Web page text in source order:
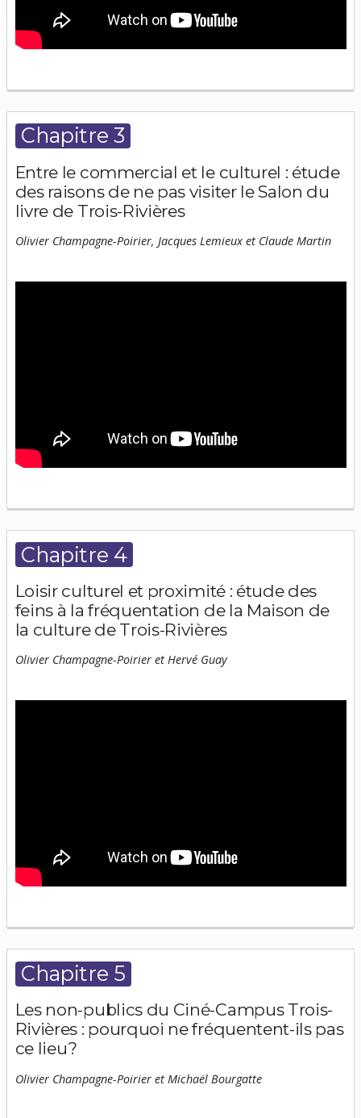
Chapitre 3
Entre le commercial et le culturel : étude
des raisons de ne pas visiter le Salon du
livre de Trois-Rivières
Olivier Champagne-Poirier, Jacques Lemieux et Claude Martin
Chapitre 4
Loisir culturel et proximité : étude des
feins à la fréquentation de la Maison de
la culture de Trois-Rivières
Olivier Champagne-Poirier et Hervé Guay
Chapitre 5
Les non-publics du Ciné-Campus Trois-
Rivières : pourquoi ne fréquentent-ils pas
ce lieu?
Olivier Champagne-Poirier et Michaël Bourgatte